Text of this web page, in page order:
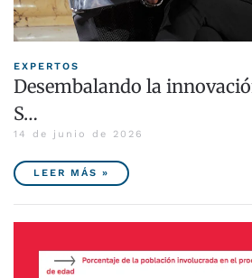
EXPERTOS
Desembalando la
S…
14 de junio de 2026
LEER MÁS »